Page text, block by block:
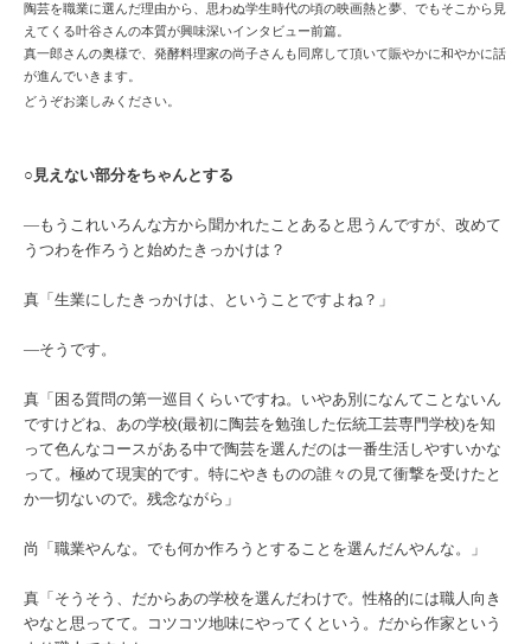
陶芸を職業に選んだ理由から、思わぬ学生時代の頃の映画熱と夢、でもそこから見
えてくる叶谷さんの本質が興味深いインタビュー前篇。
真一郎さんの奥様で、発酵料理家の尚子さんも同席して頂いて賑やかに和やかに話
が進んでいきます。
どうぞお楽しみください。
○見えない部分をちゃんとする
―もうこれいろんな方から聞かれたことあると思うんですが、改めて
うつわを作ろうと始めたきっかけは？
真「生業にしたきっかけは、ということですよね？」
―そうです。
真「困る質問の第一巡目くらいですね。いやあ別になんてことないん
ですけどね、あの学校(最初に陶芸を勉強した伝統工芸専門学校)を知
って色んなコースがある中で陶芸を選んだのは一番生活しやすいかな
って。極めて現実的です。特にやきものの誰々の見て衝撃を受けたと
か一切ないので。残念ながら」
尚「職業やんな。でも何か作ろうとすることを選んだんやんな。」
真「そうそう、だからあの学校を選んだわけで。性格的には職人向き
やなと思ってて。コツコツ地味にやってくという。だから作家という